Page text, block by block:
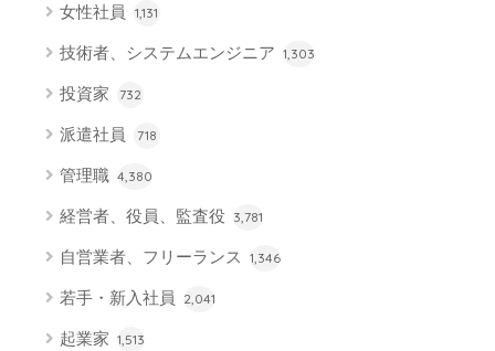
女性社員 1,131
技術者、システムエンジニア 1,303
投資家 732
派遣社員 718
管理職 4,380
経営者、役員、監査役 3,781
自営業者、フリーランス 1,346
若手・新入社員 2,041
起業家 1,513